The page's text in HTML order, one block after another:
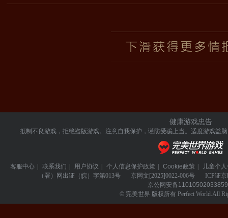
等你相聚！
健康游戏忠告
抵制不良游戏，拒绝盗版游戏。注意自我保护，谨防受骗上当。 适度游戏益
客服中心 联系我们 用户协议 个人信息保护政策 Cookie政策
儿童个
（署）网出证（皖）字第013号
京网文 [2025]0022-006号 ICP证
京公网安备
© 完美世界 版权所有 Perfect World.All